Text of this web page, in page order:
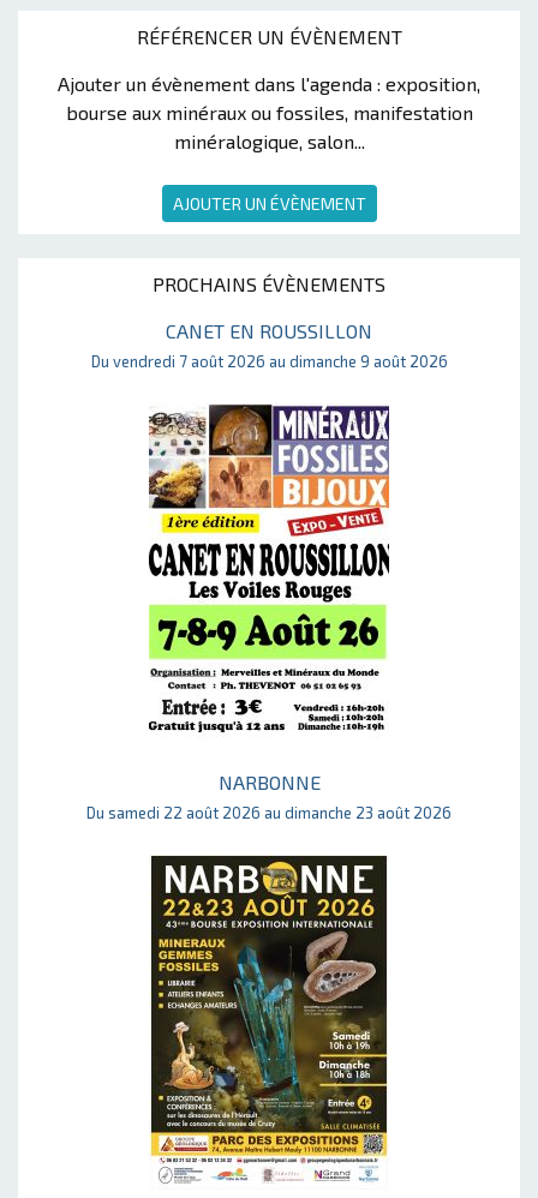
RÉFÉRENCER UN ÉVÈNEMENT
Ajouter un évènement dans l'agenda : exposition,
bourse aux minéraux ou fossiles, manifestation
minéralogique, salon...
AJOUTER UN ÉVÈNEMENT
PROCHAINS ÉVÈNEMENTS
CANET EN ROUSSILLON
Du vendredi 7 août 2026 au dimanche 9 août 2026
NARBONNE
Du samedi 22 août 2026 au dimanche 23 août 2026